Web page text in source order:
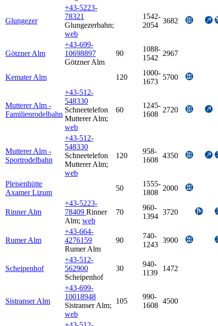
Glungezer
+43-5223-
78321
Glungezerbahn;
web
1542-
2054
3682
Götzner Alm
+43-699-
10698897
Götzner Alm
90
1088-
1542
2967
Kemater Alm 120
1000-
1673
5700
Mutterer Alm -
Familienrodelbahn
+43-512-
548330
Schneetelefon
Mutterer Alm;
web
60
1245-
1608
2720
Mutterer Alm -
Sportrodelbahn
+43-512-
548330
Schneetelefon
Mutterer Alm;
web
120
958-
1608
4350
Pleisenhütte
Axamer Lizum
50
1555-
1808
2000
Rinner Alm
+43-5223-
78409 Rinner
Alm; web
70
960-
1394
3720
Rumer Alm
+43-664-
4276159
Rumer Alm
90
740-
1243
3900
Scheipenhof
+43-512-
562900
Scheipenhof
30
940-
1139
1472
Sistranser Alm
+43-699-
10018948
Sistranser Alm;
web
105
990-
1608
4500